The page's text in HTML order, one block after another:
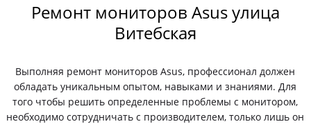
Ремонт мониторов Asus улица
Витебская
Выполняя ремонт мониторов Asus, профессионал должен
обладать уникальным опытом, навыками и знаниями. Для
того чтобы решить определенные проблемы с монитором,
необходимо сотрудничать с производителем, только лишь он